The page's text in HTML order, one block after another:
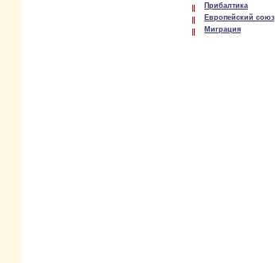
Прибалтика
Европейский союз
Миграция